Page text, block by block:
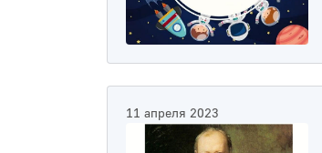
11 апреля 2023